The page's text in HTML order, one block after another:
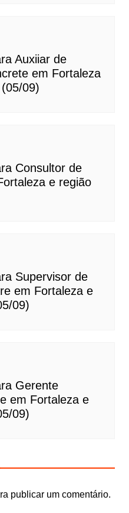
Auxiiar de
em Fortaleza
09)
Consultor de
e região
Supervisor de
em Fortaleza e
09)
Gerente
em Fortaleza e
09)
publicar um comentário.